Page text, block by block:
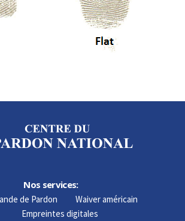
Nos services:
de Pardon
Waiver américain
Empreintes digitales